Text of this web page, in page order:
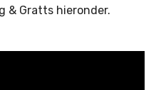
& Gratts hieronder.